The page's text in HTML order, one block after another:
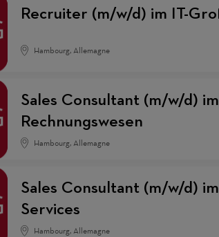
Recruiter (m/w/d) im IT-
Hambourg, Allemagne
Sales Consultant (m/w/d)
Rechnungswesen
Hambourg, Allemagne
Sales Consultant (m/w/d)
Services
Hambourg, Allemagne